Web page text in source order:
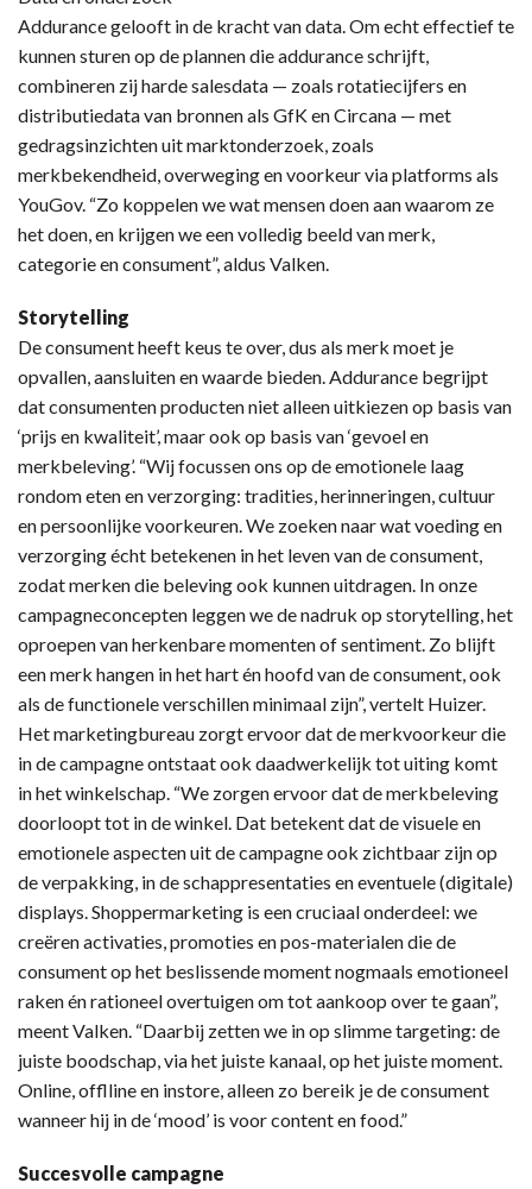
Addurance gelooft in de kracht van data. Om echt effectief te
kunnen sturen op de plannen die addurance schrijft,
combineren zij harde salesdata — zoals rotatiecijfers en
distributiedata van bronnen als GfK en Circana — met
gedragsinzichten uit marktonderzoek, zoals
merkbekendheid, overweging en voorkeur via platforms als
YouGov. “Zo koppelen we wat mensen doen aan waarom ze
het doen, en krijgen we een volledig beeld van merk,
categorie en consument”, aldus Valken.
Storytelling
De consument heeft keus te over, dus als merk moet je
opvallen, aansluiten en waarde bieden. Addurance begrijpt
dat consumenten producten niet alleen uitkiezen op basis van
‘prijs en kwaliteit’, maar ook op basis van ‘gevoel en
merkbeleving’. “Wij focussen ons op de emotionele laag
rondom eten en verzorging: tradities, herinneringen, cultuur
en persoonlijke voorkeuren. We zoeken naar wat voeding en
verzorging écht betekenen in het leven van de consument,
zodat merken die beleving ook kunnen uitdragen. In onze
campagneconcepten leggen we de nadruk op storytelling, het
oproepen van herkenbare momenten of sentiment. Zo blijft
een merk hangen in het hart én hoofd van de consument, ook
als de functionele verschillen minimaal zijn”, vertelt Huizer.
Het marketingbureau zorgt ervoor dat de merkvoorkeur die
in de campagne ontstaat ook daadwerkelijk tot uiting komt
in het winkelschap. “We zorgen ervoor dat de merkbeleving
doorloopt tot in de winkel. Dat betekent dat de visuele en
emotionele aspecten uit de campagne ook zichtbaar zijn op
de verpakking, in de schappresentaties en eventuele (digitale)
displays. Shoppermarketing is een cruciaal onderdeel: we
creëren activaties, promoties en pos-materialen die de
consument op het beslissende moment nogmaals emotioneel
raken én rationeel overtuigen om tot aankoop over te gaan”,
meent Valken. “Daarbij zetten we in op slimme targeting: de
juiste boodschap, via het juiste kanaal, op het juiste moment.
Online, offlline en instore, alleen zo bereik je de consument
wanneer hij in de ‘mood’ is voor content en food.”
Succesvolle campagne